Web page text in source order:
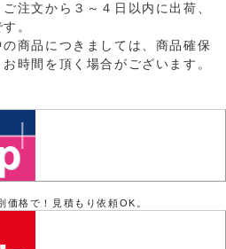
注文から３～４日以内に出荷、
。
商品につきましては、商品確保
時間を頂く場合がございます。
価格で！見積もり依頼OK。